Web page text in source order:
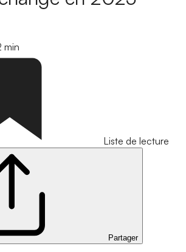
min
Liste de lecture
Partager